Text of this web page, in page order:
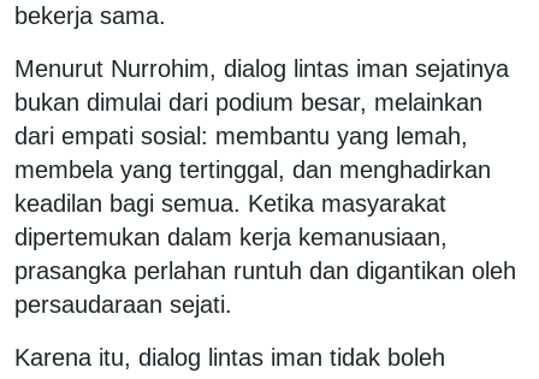
bekerja sama.
Menurut Nurrohim, dialog lintas iman sejatinya
bukan dimulai dari podium besar, melainkan
dari empati sosial: membantu yang lemah,
membela yang tertinggal, dan menghadirkan
keadilan bagi semua. Ketika masyarakat
dipertemukan dalam kerja kemanusiaan,
prasangka perlahan runtuh dan digantikan oleh
persaudaraan sejati.
Karena itu, dialog lintas iman tidak boleh